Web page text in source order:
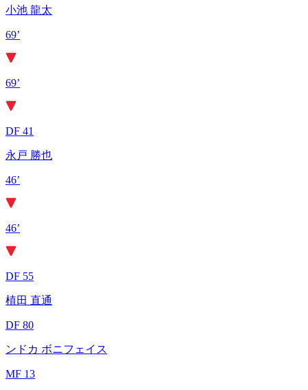
小池 龍太
69’
69’
DF 41
永戸 勝也
46’
46’
DF 55
植田 直通
DF 80
ンドカ ボニフェイス
MF 13